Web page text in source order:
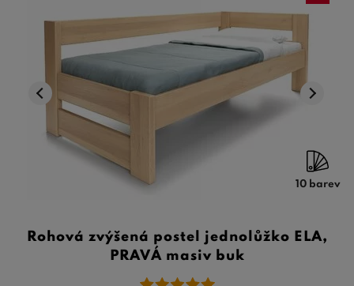
10 barev
Rohová zvýšená postel jednolůžko ELA,
PRAVÁ masiv buk